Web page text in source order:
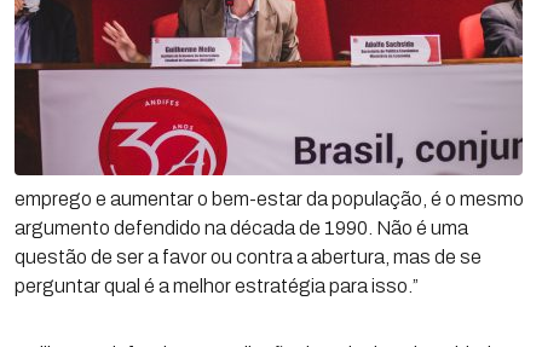
emprego e aumentar o bem-estar da população, é o mesmo
argumento defendido na década de 1990. Não é uma
questão de ser a favor ou contra a abertura, mas de se
perguntar qual é a melhor estratégia para isso.”